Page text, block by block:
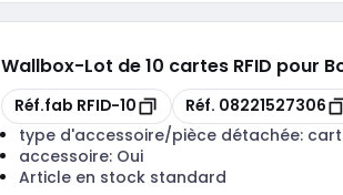
Wallbox-Lot de 10 cartes RFID pour
Copie
Réf.fab RFID-10 Copie
Réf. 08221527306
type d'accessoire/pièce détachée:
accessoire: Oui
Article en stock standard